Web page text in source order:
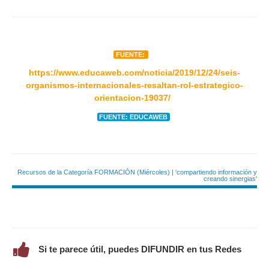
FUENTE:
https://www.educaweb.com/noticia/2019/12/24/seis-
organismos-internacionales-resaltan-rol-estrategico-
orientacion-19037/
FUENTE: EDUCAWEB
Recursos de la Categoría FORMACIÓN (Miércoles) | 'compartiendo información y
creando sinergias'
Si te parece útil, puedes DIFUNDIR en tus Redes